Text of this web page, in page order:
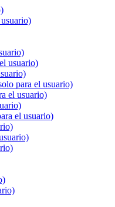
usuario)
para el usuario)
el usuario)
el usuario)